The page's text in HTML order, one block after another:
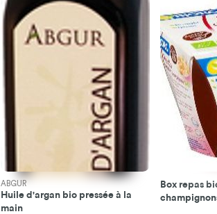
ABGUR
Huile d'argan bio pressée à la
main
Box repas